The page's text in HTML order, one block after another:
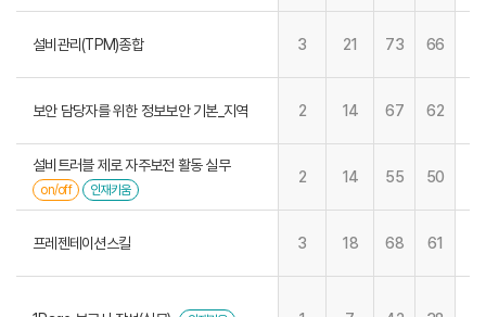
설비관리(TPM)종합 3 21 73 66
보안 담당자를 위한 정보보안 기본_지역 2 14 67 62
설비트러블 제로 자주보전 활동 실무
on/off 인재키움
2 14 55 50
프레젠테이션스킬 3 18 68 61